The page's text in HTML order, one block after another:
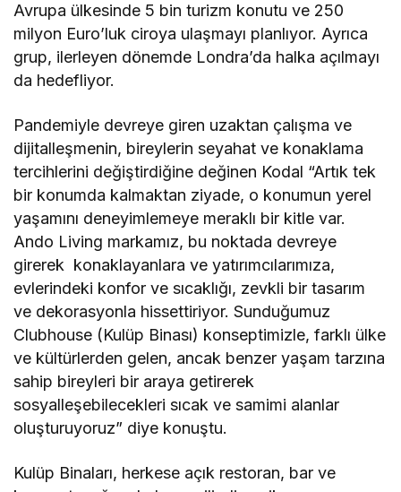
Avrupa ülkesinde 5 bin turizm konutu ve 250
milyon Euro’luk ciroya ulaşmayı planlıyor. Ayrıca
grup, ilerleyen dönemde Londra’da halka açılmayı
da hedefliyor.
Pandemiyle devreye giren uzaktan çalışma ve
dijitalleşmenin, bireylerin seyahat ve konaklama
tercihlerini değiştirdiğine değinen Kodal “Artık tek
bir konumda kalmaktan ziyade, o konumun yerel
yaşamını deneyimlemeye meraklı bir kitle var.
Ando Living markamız, bu noktada devreye
girerek konaklayanlara ve yatırımcılarımıza,
evlerindeki konfor ve sıcaklığı, zevkli bir tasarım
ve dekorasyonla hissettiriyor. Sunduğumuz
Clubhouse (Kulüp Binası) konseptimizle, farklı ülke
ve kültürlerden gelen, ancak benzer yaşam tarzına
sahip bireyleri bir araya getirerek
sosyalleşebilecekleri sıcak ve samimi alanlar
oluşturuyoruz” diye konuştu.
Kulüp Binaları, herkese açık restoran, bar ve